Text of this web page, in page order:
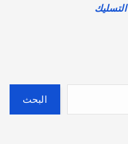
البحث